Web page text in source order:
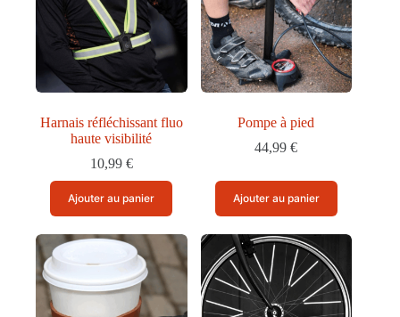
Harnais réfléchissant fluo
haute visibilité
10,99 €
Ajouter au panier
Pompe à pied
44,99€
Ajouter au panier